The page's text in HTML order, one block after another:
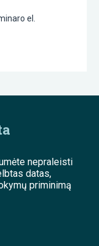
el.
nepraleisti
datas,
priminimą